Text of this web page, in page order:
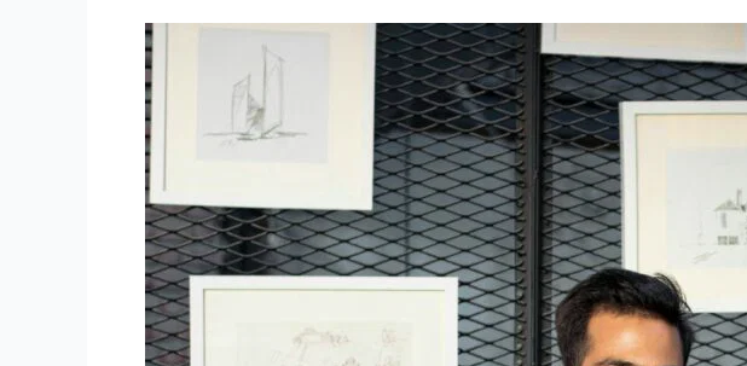
Screening
Pelamar
Kini
Serba
Otomatis
dan
Cepat
dengan
Gaji.id